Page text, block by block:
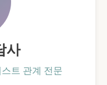
사
트 관계 전문